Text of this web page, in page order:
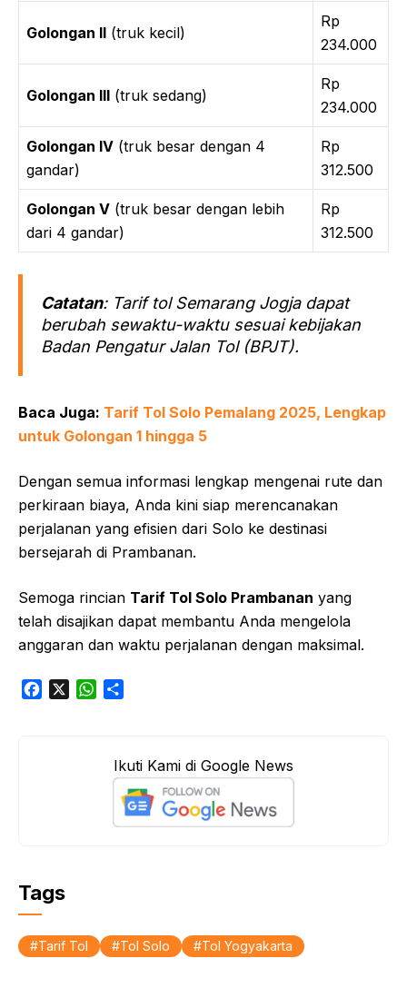
Golongan II (truk kecil)
Rp
234.000
Golongan III (truk sedang)
Rp
234.000
Golongan IV (truk besar dengan 4
gandar)
Rp
312.500
Golongan V (truk besar dengan lebih
dari 4 gandar)
Rp
312.500
Catatan: Tarif tol Semarang Jogja dapat
berubah sewaktu-waktu sesuai kebijakan
Badan Pengatur Jalan Tol (BPJT).
Baca Juga: Tarif Tol Solo Pemalang 2025, Lengkap
untuk Golongan 1 hingga 5
Dengan semua informasi lengkap mengenai rute dan
perkiraan biaya, Anda kini siap merencanakan
perjalanan yang efisien dari Solo ke destinasi
bersejarah di Prambanan.
Semoga rincian Tarif Tol Solo Prambanan yang
telah disajikan dapat membantu Anda mengelola
anggaran dan waktu perjalanan dengan maksimal.
W
e
Ikuti Kami di Google News
Tags
Tarif Tol Tol Solo Tol Yogyakarta